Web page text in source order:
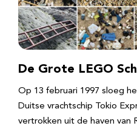
De Grote LEGO
Op 13 februari 1997 sloeg
Duitse vrachtschip Tokio
vertrokken uit de haven van